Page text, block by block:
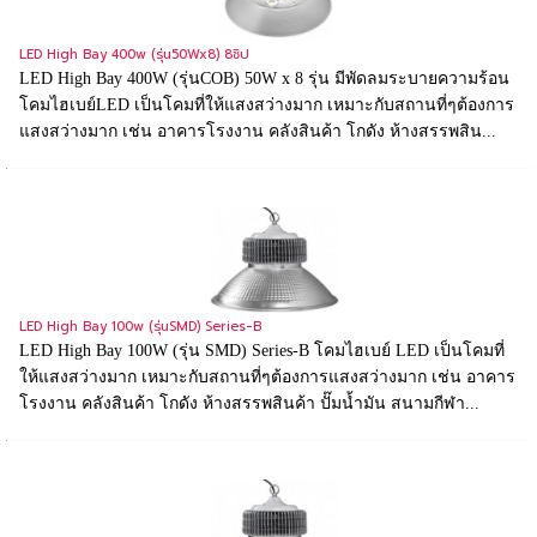
LED High Bay 400w (รุ่น50Wx8) 8ชิป
LED High Bay 400W (รุ่นCOB) 50W x 8 รุ่น มีพัดลมระบายความร้อน
โคมไฮเบย์LED เป็นโคมที่ให้แสงสว่างมาก เหมาะกับสถานที่ๆต้องการ
แสงสว่างมาก เช่น อาคารโรงงาน คลังสินค้า โกดัง ห้างสรรพสิน...
LED High Bay 100w (รุ่นSMD) Series-B
LED High Bay 100W (รุ่น SMD) Series-B โคมไฮเบย์ LED เป็นโคมที่
ให้แสงสว่างมาก เหมาะกับสถานที่ๆต้องการแสงสว่างมาก เช่น อาคาร
โรงงาน คลังสินค้า โกดัง ห้างสรรพสินค้า ปั๊มน้ำมัน สนามกีฬา...